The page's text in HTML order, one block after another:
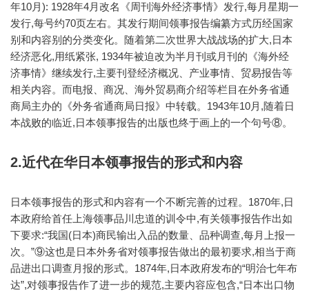
年10月): 1928年4月改名《周刊海外经济事情》发行,每月星期一
发行,每号约70页左右。其发行期间领事报告编纂方式历经国家
别和内容别的分类变化。随着第二次世界大战战场的扩大,日本
经济恶化,用纸紧张, 1934年被迫改为半月刊或月刊的《海外经
济事情》继续发行,主要刊登经济概况、产业事情、贸易报告等
相关内容。而电报、商况、海外贸易商介绍等栏目在外务省通
商局主办的《外务省通商局日报》中转载。1943年10月,随着日
本战败的临近,日本领事报告的出版也终于画上的一个句号⑧。
2.近代在华日本领事报告的形式和内容
日本领事报告的形式和内容有一个不断完善的过程。1870年,日
本政府给首任上海领事品川忠道的训令中,有关领事报告作出如
下要求:“我国(日本)商民输出入品的数量、品种调查,每月上报一
次。”⑨这也是日本外务省对领事报告做出的最初要求,相当于商
品进出口调查月报的形式。1874年,日本政府发布的“明治七年布
达”,对领事报告作了进一步的规范,主要内容应包含,“日本出口物